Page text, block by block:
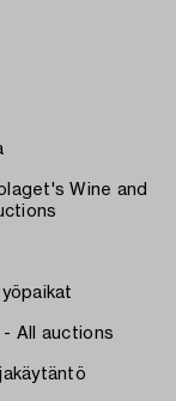
Wine and
- All auctions